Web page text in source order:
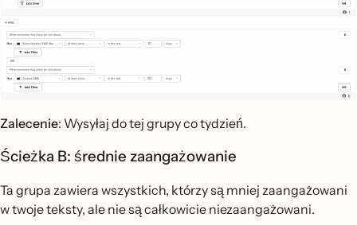
Zalecenie: Wysyłaj do tej grupy co tydzień.
Ścieżka B: średnie zaangażowanie
Ta grupa zawiera wszystkich, którzy są mniej zaangażowani
w twoje teksty, ale nie są całkowicie niezaangażowani.